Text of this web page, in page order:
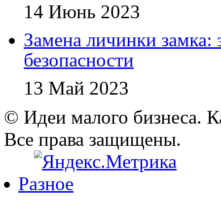
14 Июнь 2023
Замена личинки замка:
безопасности
13 Май 2023
© Идеи малого бизнеса.
Все права защищены.
Разное